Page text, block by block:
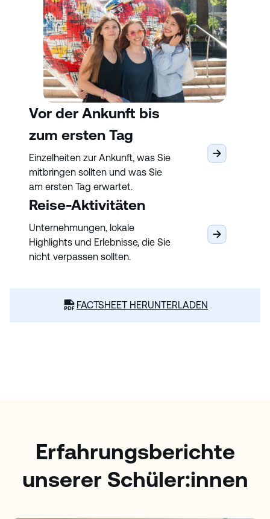
Vor der Ankunft bis
zum ersten Tag
Einzelheiten zur Ankunft, was Sie
mitbringen sollten und was Sie
am ersten Tag erwartet.
Reise-Aktivitäten
Unternehmungen, lokale
Highlights und Erlebnisse, die Sie
nicht verpassen sollten.
FACTSHEET HERUNTERLADEN
Erfahrungsberichte
unserer Schüler:innen